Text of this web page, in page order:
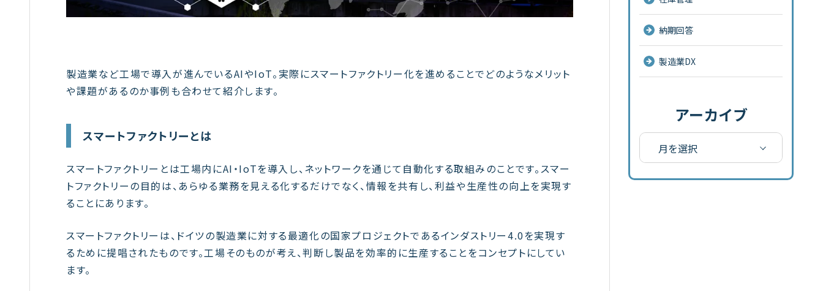
製造業など工場で導入が進んでいるAIやIoT。実際にスマートファクトリー化を進めることでどのようなメリット
や課題があるのか事例も合わせて紹介します。
スマートファクトリーとは
スマートファクトリーとは工場内にAI・IoTを導入し、ネットワークを通じて自動化する取組みのことです。スマー
トファクトリーの目的は、あらゆる業務を見える化するだけでなく、情報を共有し、利益や生産性の向上を実現す
ることにあります。
スマートファクトリーは、ドイツの製造業に対する最適化の国家プロジェクトであるインダストリー4.0を実現す
るために提唱されたものです。工場そのものが考え、判断し製品を効率的に生産することをコンセプトにしてい
ます。
納期回答
製造業DX
アーカイブ